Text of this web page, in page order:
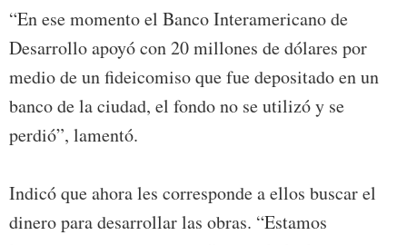
“En ese momento el Banco Interamericano de
Desarrollo apoyó con 20 millones de dólares por
medio de un fideicomiso que fue depositado en un
banco de la ciudad, el fondo no se utilizó y se
perdió”, lamentó.
Indicó que ahora les corresponde a ellos buscar el
dinero para desarrollar las obras. “Estamos